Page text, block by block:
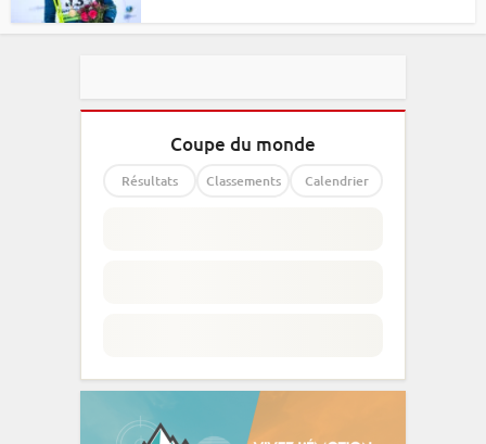
Coupe du monde
Résultats Classements Calendrier